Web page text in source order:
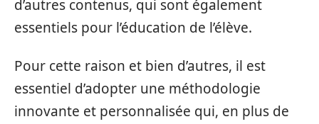
d’autres contenus, qui sont également
essentiels pour l’éducation de l’élève.
Pour cette raison et bien d’autres, il est
essentiel d’adopter une méthodologie
innovante et personnalisée qui, en plus de